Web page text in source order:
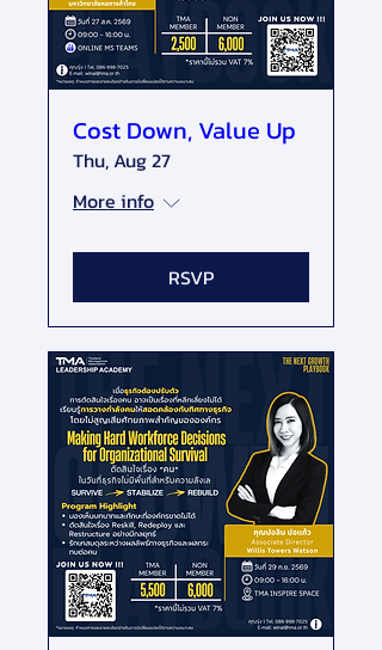
Cost Down, Value Up
Thu, Aug 27
More info
RSVP